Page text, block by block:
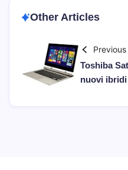
Other Articles
Previous
Toshiba
nuovi ibridi